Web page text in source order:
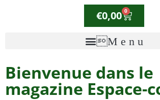
€0,00 0
Bienvenue dans le
magazine Espace-